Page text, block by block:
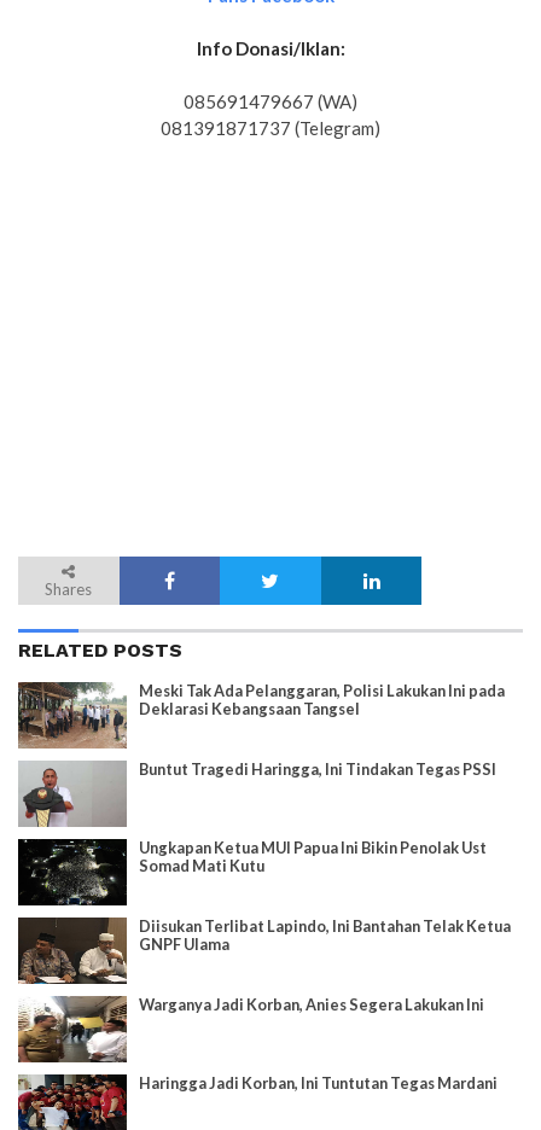
Info Donasi/Iklan:
085691479667 (WA)
081391871737 (Telegram)
Shares
RELATED POSTS
Meski Tak Ada Pelanggaran, Polisi Lakukan Ini pada
Deklarasi Kebangsaan Tangsel
Buntut Tragedi Haringga, Ini Tindakan Tegas PSSI
Ungkapan Ketua MUI Papua Ini Bikin Penolak Ust
Somad Mati Kutu
Diisukan Terlibat Lapindo, Ini Bantahan Telak Ketua
GNPF Ulama
Warganya Jadi Korban, Anies Segera Lakukan Ini
Haringga Jadi Korban, Ini Tuntutan Tegas Mardani